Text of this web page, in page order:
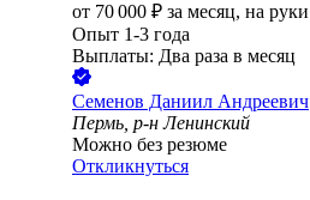
от 70 000 ₽ за месяц, на руки
Опыт 1-3 года
Выплаты: Два раза в месяц
Семенов Даниил Андреевич
Пермь, р-н Ленинский
Можно без резюме
Откликнуться